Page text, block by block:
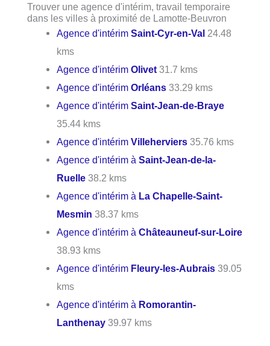
Trouver une agence d'intérim, travail temporaire
dans les villes à proximité de Lamotte-Beuvron
Agence d'intérimSaint-Cyr-en-Val 24.48
kms
Agence d'intérimOlivet 31.7 kms
Agence d'intérimOrléans 33.29 kms
Agence d'intérimSaint-Jean-de-Braye
35.44 kms
Agence d'intérimVilleherviers 35.76 kms
Agence d'intérim àSaint-Jean-de-la-
Ruelle 38.2 kms
Agence d'intérim à La Chapelle-Saint-
Mesmin 38.37 kms
Agence d'intérim àChâteauneuf-sur-Loire
38.93 kms
Agence d'intérim Fleury-les-Aubrais 39.05
kms
Agence d'intérim à Romorantin-
Lanthenay 39.97 kms